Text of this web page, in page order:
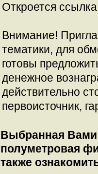
Откроется
Внимание!
тематики, для
готовы
денежное
действительно
первоисточник,
Выбранная Вами
полуметровая
также